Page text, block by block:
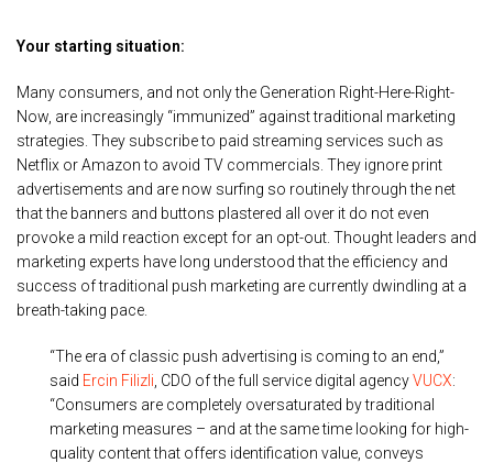
Your starting situation:
Many consumers, and not only the Generation Right-Here-Right-
Now, are increasingly “immunized” against traditional marketing
strategies. They subscribe to paid streaming services such as
Netflix or Amazon to avoid TV commercials. They ignore print
advertisements and are now surfing so routinely through the net
that the banners and buttons plastered all over it do not even
provoke a mild reaction except for an opt-out. Thought leaders and
marketing experts have long understood that the efficiency and
success of traditional push marketing are currently dwindling at a
breath-taking pace.
“The era of classic push advertising is coming to an end,”
said Ercin Filizli , CDO of the full service digital agencyVUCX:
“Consumers are completely oversaturated by traditional
marketing measures – and at the same time looking for high-
quality content that offers identification value, conveys